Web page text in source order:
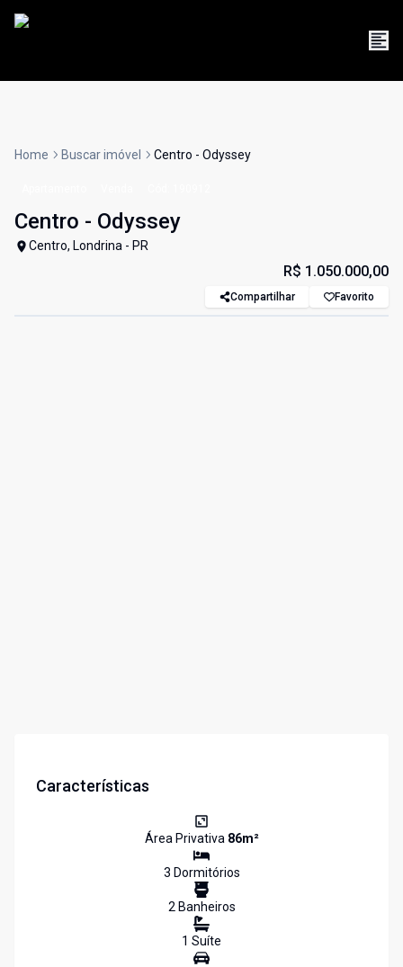
Home Buscar imóvel Centro - Odyssey
Centro - Odyssey
Centro, Londrina - PR
R$ 1.050.000,00
Compartilhar Favorito
Características
Área Privativa 86m²
3 Dormitórios
2Banheiros
1 Suíte